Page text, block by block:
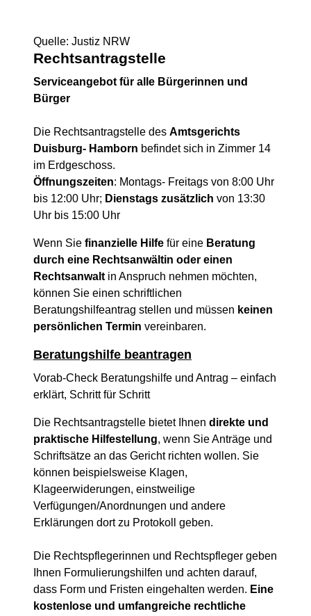
Quelle: Justiz NRW
Rechtsantragstelle
Serviceangebot für alle Bürgerinnen und
Bürger
Die Rechtsantragstelle des Amtsgerichts
Duisburg- Hamborn befindet sich in Zimmer 14
im Erdgeschoss.
Öffnungszeiten: Montags- Freitags von 8:00 Uhr
bis 12:00 Uhr; Dienstags zusätzlich von 13:30
Uhr bis 15:00 Uhr
Wenn Sie finanzielle Hilfe für eine Beratung
durch eine Rechtsanwältin oder einen
Rechtsanwalt in Anspruch nehmen möchten,
können Sie einen schriftlichen
Beratungshilfeantrag stellen und müssen keinen
persönlichen Termin vereinbaren.
Beratungshilfe beantragen
Vorab-Check Beratungshilfe und Antrag – einfach
erklärt, Schritt für Schritt
Die Rechtsantragstelle bietet Ihnen direkte und
praktische Hilfestellung, wenn Sie Anträge und
Schriftsätze an das Gericht richten wollen. Sie
können beispielsweise Klagen,
Klageerwiderungen, einstweilige
Verfügungen/Anordnungen und andere
Erklärungen dort zu Protokoll geben.
Die Rechtspflegerinnen und Rechtspfleger geben
Ihnen Formulierungshilfen und achten darauf,
dass Form und Fristen eingehalten werden. Eine
kostenlose und umfangreiche rechtliche